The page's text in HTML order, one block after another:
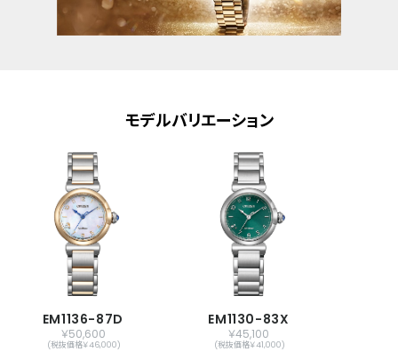
モデルバリエーション
EM1136-87D
￥50,600
(税抜価格￥46,000)
EM1130-83X
￥45,100
(税抜価格￥41,000)